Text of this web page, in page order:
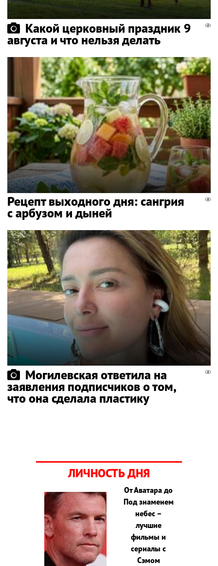
Какой церковный праздник 9
августа и что нельзя делать
Рецепт выходного дня: сангрия
с арбузом и дыней
Могилевская ответила на
заявления подписчиков о том,
что она сделала пластику
ЛИЧНОСТЬ ДНЯ
От Аватара до
Под знаменем
небес –
лучшие
фильмы и
сериалы с
Сэмом